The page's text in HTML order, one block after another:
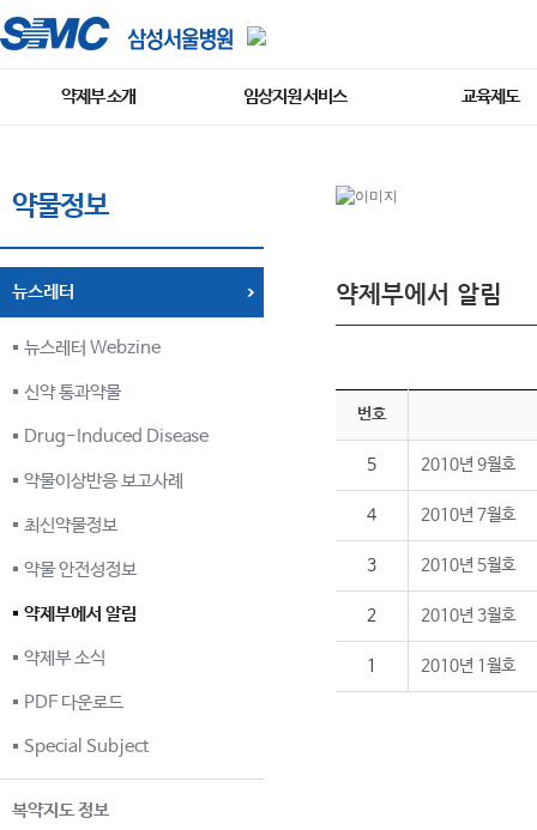
약제부 소개 임상지원 서비스 교육제도
약물정보
뉴스레터
뉴스레터 Webzine
신약 통과약물
Drug-Induced Disease
약물이상반응 보고사례
최신약물정보
약물 안전성정보
약제부에서 알림
약제부 소식
PDF 다운로드
Special Subject
복약지도 정보
약제부에서 알림
번호
5 2010년 9월호
4 2010년 7월호
3 2010년 5월호
2 2010년 3월호
1 2010년 1월호